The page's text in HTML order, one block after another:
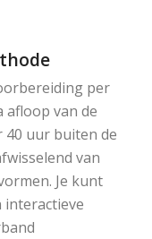
per
afloop van de
uur buiten de
van
Je kunt
interactieve